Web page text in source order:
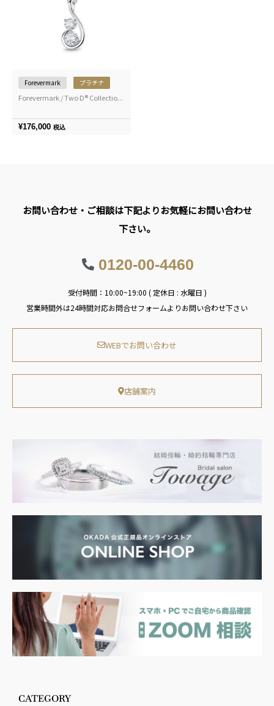
Forevermark プラチナ
Forevermark / Two D® Collectio...
¥176,000 税込
お問い合わせ・ご相談は下記よりお気軽にお問い合わせ
下さい。
0120-00-4460
受付時間：10:00~19:00 ( 定休日 : 水曜日 )
営業時間外は24時間対応お問合せフォームよりお問い合わせ下さい
WEBでお問い合わせ
店舗案内
CATEGORY